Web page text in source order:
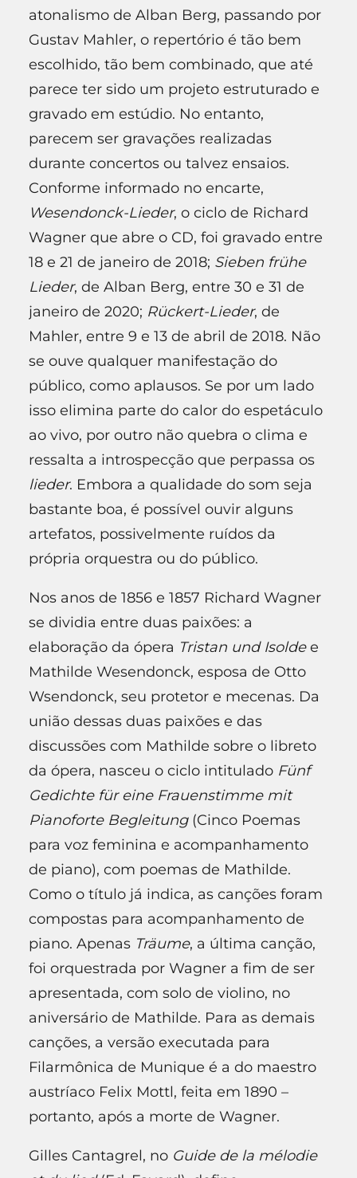
atonalismo de Alban Berg, passando por
Gustav Mahler, o repertório é tão bem
escolhido, tão bem combinado, que até
parece ter sido um projeto estruturado e
gravado em estúdio. No entanto,
parecem ser gravações realizadas
durante concertos ou talvez ensaios.
Conforme informado no encarte,
Wesendonck-Lieder, o ciclo de Richard
Wagner que abre o CD, foi gravado entre
18 e 21 de janeiro de 2018; Sieben frühe
Lieder, de Alban Berg, entre 30 e 31 de
janeiro de 2020; Rückert-Lieder, de
Mahler, entre 9 e 13 de abril de 2018. Não
se ouve qualquer manifestação do
público, como aplausos. Se por um lado
isso elimina parte do calor do espetáculo
ao vivo, por outro não quebra o clima e
ressalta a introspecção que perpassa os
lieder. Embora a qualidade do som seja
bastante boa, é possível ouvir alguns
artefatos, possivelmente ruídos da
própria orquestra ou do público.
Nos anos de 1856 e 1857 Richard Wagner
se dividia entre duas paixões: a
elaboração da ópera Tristan und Isoldee
Mathilde Wesendonck, esposa de Otto
Wsendonck, seu protetor e mecenas. Da
união dessas duas paixões e das
discussões com Mathilde sobre o libreto
da ópera, nasceu o ciclo intitulado Fünf
Gedichte für eine Frauenstimme mit
Pianoforte Begleitung(Cinco Poemas
para voz feminina e acompanhamento
de piano), com poemas de Mathilde.
Como o título já indica, as canções foram
compostas para acompanhamento de
piano. Apenas Träume, a última canção,
foi orquestrada por Wagner a fim de ser
apresentada, com solo de violino, no
aniversário de Mathilde. Para as demais
canções, a versão executada para
Filarmônica de Munique é a do maestro
austríaco Felix Mottl, feita em 1890 –
portanto, após a morte de Wagner.
Gilles Cantagrel, no Guide de la mélodie